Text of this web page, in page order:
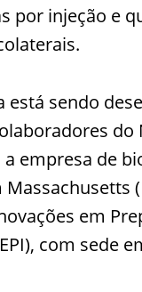
por injeção e
está sendo
do
empresa de
em
com sede